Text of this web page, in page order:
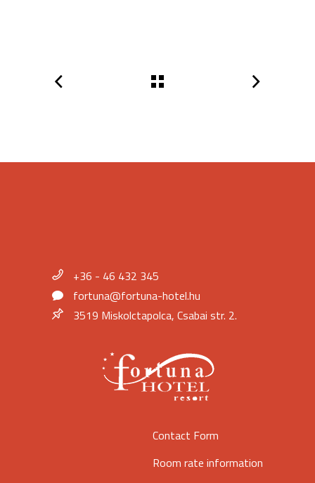
+36 - 46 432 345
fortuna@fortuna-hotel.hu
3519 Miskolctapolca, Csabai str. 2.
Contact Form
Room rate information